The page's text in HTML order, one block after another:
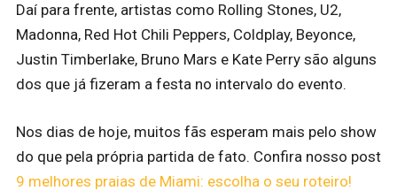
Daí para frente, artistas como Rolling Stones, U2,
Madonna, Red Hot Chili Peppers, Coldplay, Beyonce,
Justin Timberlake, Bruno Mars e Kate Perry são alguns
dos que já fizeram a festa no intervalo do evento.
Nos dias de hoje, muitos fãs esperam mais pelo show
do que pela própria partida de fato. Confira nosso post
9 melhores praias de Miami: escolha o seu roteiro!